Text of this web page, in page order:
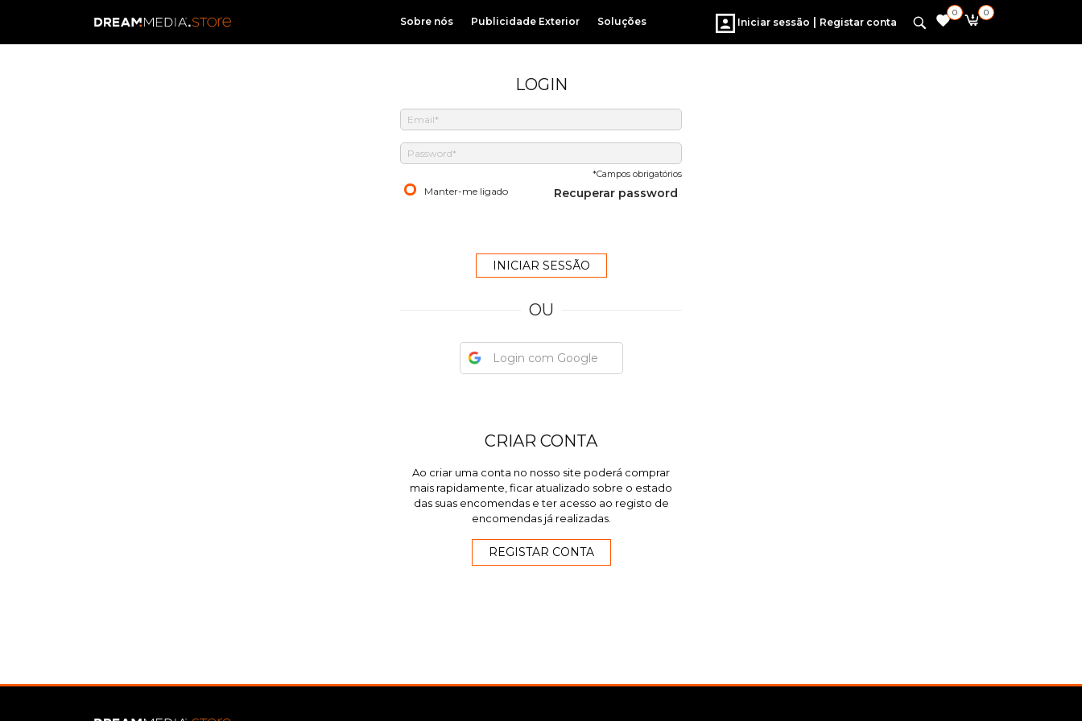
Sobre nós Publicidade Exterior Soluções Iniciar sessão | Registar conta
0 0
LOGIN
*Campos obrigatórios
Manter-me ligado Recuperar password
OU
Login com Google
CRIAR CONTA
Ao criar uma conta no nosso site poderá comprar
mais rapidamente, ficar atualizado sobre o estado
das suas encomendas e ter acesso ao registo de
encomendas já realizadas.